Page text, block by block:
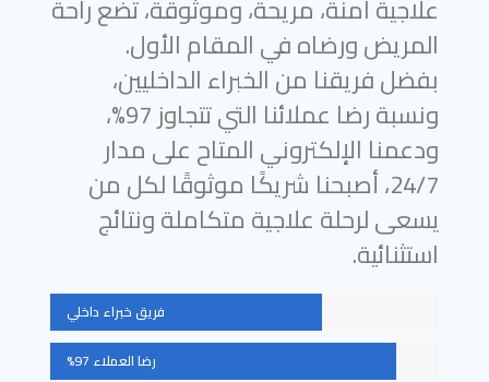
علاجية آمنة، مريحة، وموثوقة، تضع راحة
المريض ورضاه في المقام الأول.
بفضل فريقنا من الخبراء الداخليين،
ونسبة رضا عملائنا التي تتجاوز 97%،
ودعمنا الإلكتروني المتاح على مدار
24/7، أصبحنا شريكًا موثوقًا لكل من
يسعى لرحلة علاجية متكاملة ونتائج
استثنائية.
فريق خبراء داخلي
رضا العملاء 97%